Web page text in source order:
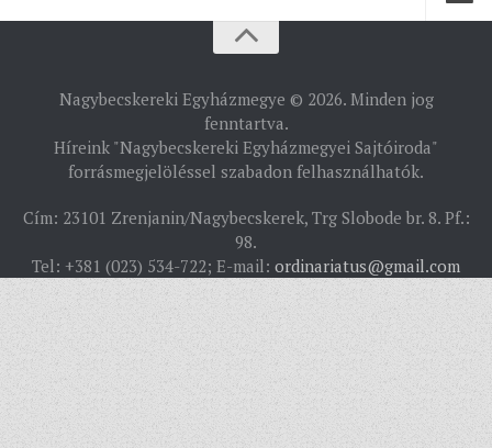
TÖRTÉNELEM
EGYHÁZMEGYEI LEVÉLTÁR
LELKIPÁSZTOROK
SZERZETESRENDEK
IN MEMORIAM
PLÉBÁNIÁK
ÉSZAKI ESPERESSÉG
Nagybecskereki Egyházmegye © 2026. Minden jog
fenntartva.
Híreink "Nagybecskereki Egyházmegyei Sajtóiroda"
forrásmegjelöléssel szabadon felhasználhatók.
Cím: 23101 Zrenjanin/Nagybecskerek, Trg Slobode br. 8. Pf.:
98.
Tel: +381 (023) 534-722; E-mail: ordinariatus@gmail.com